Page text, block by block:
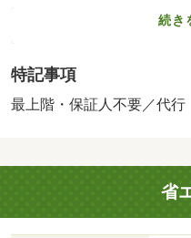
入必須。初回保証料３５
の１％＋８００円／月（
リーニング料金に、エアコ
す。 保証会社：株式会社
ロック／室内洗濯置／シ
ン／追焚機能浴室／温水
台／駐輪場／宅配ボック
続き
特記事項
最上階・保証人不要／代行
省